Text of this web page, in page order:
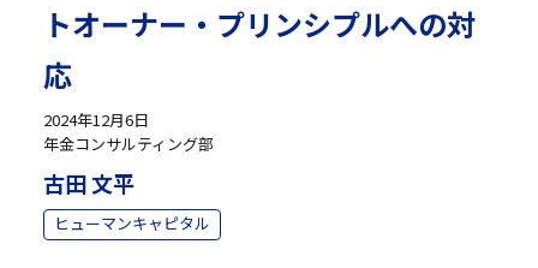
トオーナー・プリンシプルへの対
応
2024年12月6日
年金コンサルティング部
古田 文平
ヒューマンキャピタル